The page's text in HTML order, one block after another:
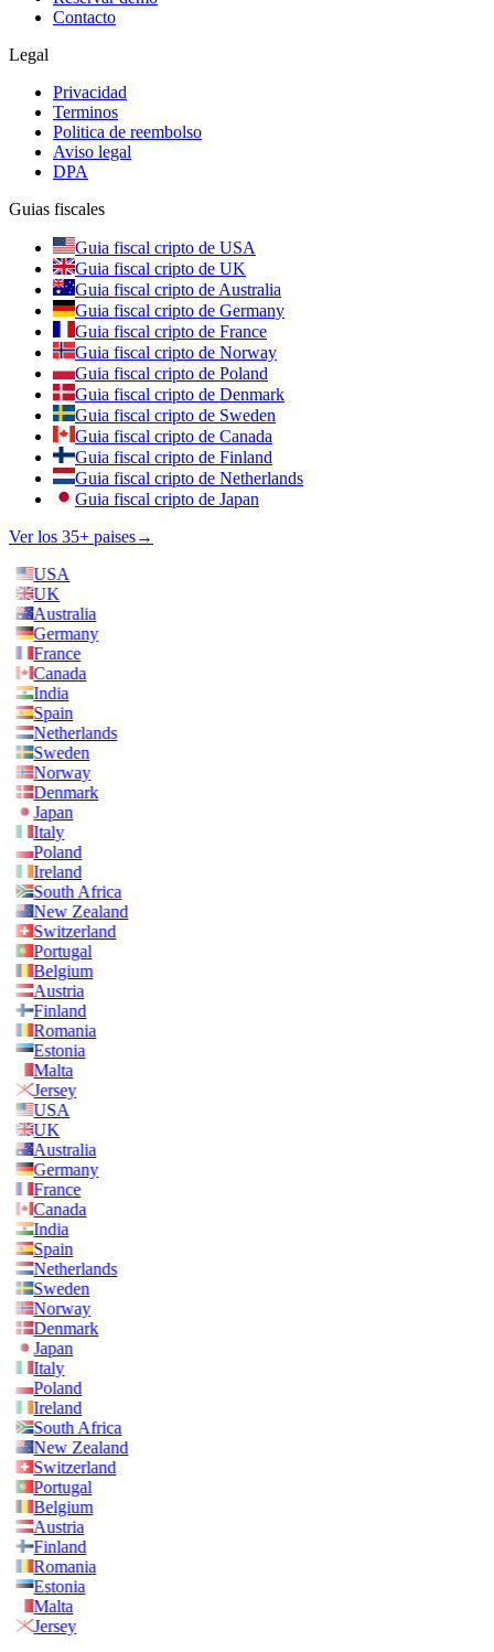
Contacto
Legal
Privacidad
Terminos
Politica de reembolso
Aviso legal
DPA
Guias fiscales
Guia fiscal cripto de USA
Guia fiscal cripto de UK
Guia fiscal cripto de Australia
Guia fiscal cripto de Germany
Guia fiscal cripto de France
Guia fiscal cripto de Norway
Guia fiscal cripto de Poland
Guia fiscal cripto de Denmark
Guia fiscal cripto de Sweden
Guia fiscal cripto de Canada
Guia fiscal cripto de Finland
Guia fiscal cripto de Netherlands
Guia fiscal cripto de Japan
Ver los 35+ paises→
USA
UK
Australia
Germany
France
Canada
India
Spain
Netherlands
Sweden
Norway
Denmark
Japan
Italy
Poland
Ireland
South Africa
New Zealand
Switzerland
Portugal
Belgium
Austria
Finland
Romania
Estonia
Malta
Jersey
USA
UK
Australia
Germany
France
Canada
India
Spain
Netherlands
Sweden
Norway
Denmark
Japan
Italy
Poland
Ireland
South Africa
New Zealand
Switzerland
Portugal
Belgium
Austria
Finland
Romania
Estonia
Malta
Jersey